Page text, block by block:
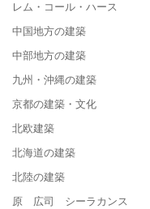
レム・コール・ハース
中国地方の建築
中部地方の建築
九州・沖縄の建築
京都の建築・文化
北欧建築
北海道の建築
北陸の建築
原 広司 シーラカンス